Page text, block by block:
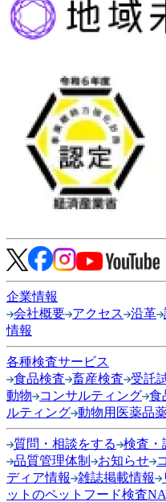
企業情報
会社概要 アクセス 沿革
情報
各種検査サービス
食品検査 畜産検査 受託
動物
コンサルティング 食
ルティング 動物用医薬品
質問・相談をする 検査・
品質管理体制
お知らせ
ディア情報
雑誌掲載情報
ットのペットフード検査